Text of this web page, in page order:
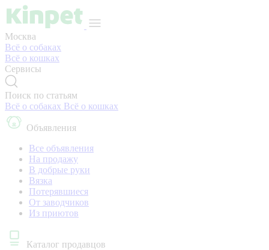
Москва
Всё о собаках
Всё о кошках
Сервисы
Поиск по статьям
Всё о собаках Всё о кошках
Объявления
Все объявления
На продажу
В добрые руки
Вязка
Потерявшиеся
От заводчиков
Из приютов
Каталог продавцов